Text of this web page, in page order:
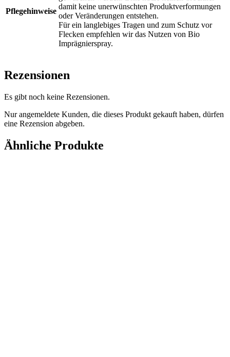
Pflegehinweise
damit keine unerwünschten Produktverformungen
oder Veränderungen entstehen.
Für ein langlebiges Tragen und zum Schutz vor
Flecken empfehlen wir das Nutzen von Bio
Imprägnierspray.
Rezensionen
Es gibt noch keine Rezensionen.
Nur angemeldete Kunden, die dieses Produkt gekauft haben, dürfen
eine Rezension abgeben.
Ähnliche Produkte